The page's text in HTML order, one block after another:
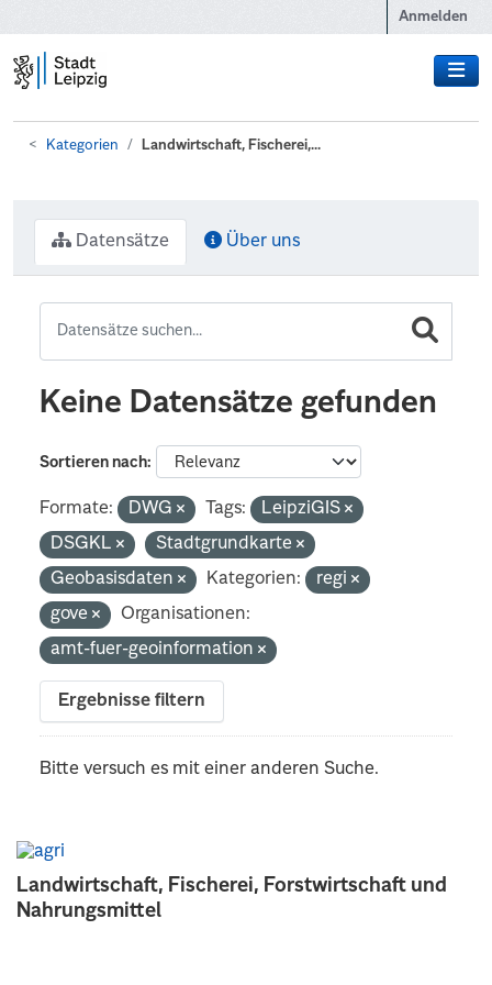
Anmelden
Kategorien Landwirtschaft, Fischerei,...
Landwirtschaft, Fischerei, Forstwirtschaft und
Nahrungsmittel
Datensätze Über uns
Keine Datensätze gefunden
Sortieren nach
Formate: DWG Tags:
LeipziGIS
DSGKL
Stadtgrundkarte
Geobasisdaten
Kategorien:
regi
gove
Organisationen:
amt-fuer-geoinformation
Ergebnisse filtern
Bitte versuch es mit einer anderen Suche.